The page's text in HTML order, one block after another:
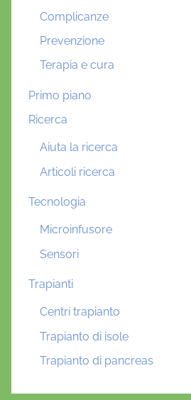
Complicanze
Prevenzione
Terapia e cura
Primo piano
Ricerca
Aiuta la ricerca
Articoli ricerca
Tecnologia
Microinfusore
Sensori
Trapianti
Centri trapianto
Trapianto di isole
Trapianto di pancreas